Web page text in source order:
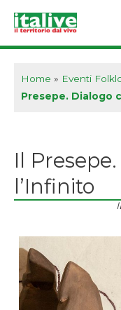
Home » Eventi
Presepe. Dialogo
Il
l’Infinito